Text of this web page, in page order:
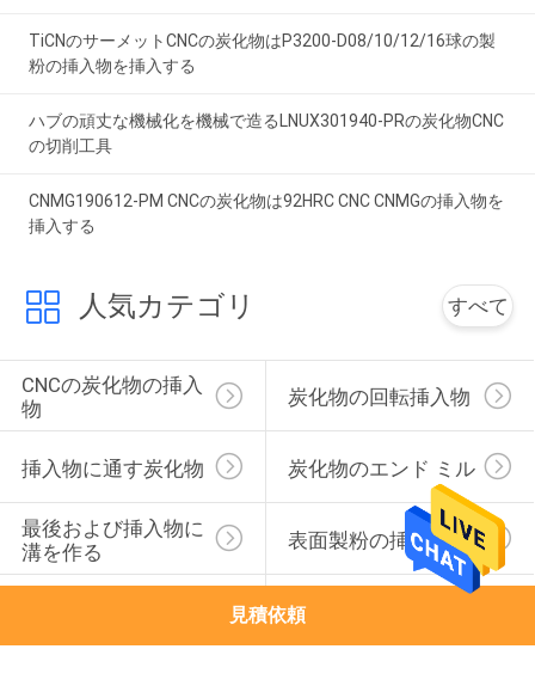
TiCNのサーメットCNCの炭化物はP3200-D08/10/12/16球の製
粉の挿入物を挿入する
ハブの頑丈な機械化を機械で造るLNUX301940-PRの炭化物CNC
の切削工具
CNMG190612-PM CNCの炭化物は92HRC CNC CNMGの挿入物を
挿入する
人気カテゴリ すべて
CNCの炭化物の挿入
物
炭化物の回転挿入物
挿入物に通す炭化物 炭化物のエンド ミル
最後および挿入物に
溝を作る
表面製粉の挿入物
高い供給の製粉の挿
入物
見積依頼